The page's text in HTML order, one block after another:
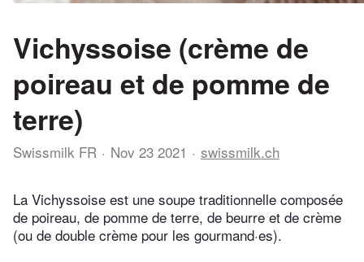
Vichyssoise (crème de
poireau et de pomme de
terre)
Swissmilk FR Nov 23 2021 swissmilk.ch
La Vichyssoise est une soupe traditionnelle composée
de poireau, de pomme de terre, de beurre et de crème
(ou de double crème pour les gourmand·es).